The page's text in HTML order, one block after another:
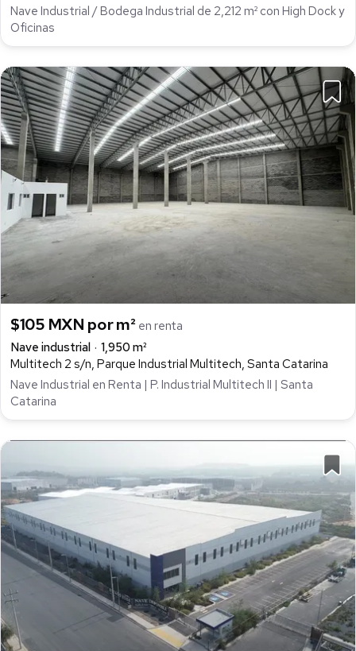
Nave Industrial / Bodega Industrial de 2,212 m² con High Dock y
Oficinas
$105 MXN por m² en renta
Nave industrial
1,950 m²
Multitech 2 s/n, Parque Industrial Multitech, Santa Catarina
Nave Industrial en Renta | P. Industrial Multitech II | Santa
Catarina